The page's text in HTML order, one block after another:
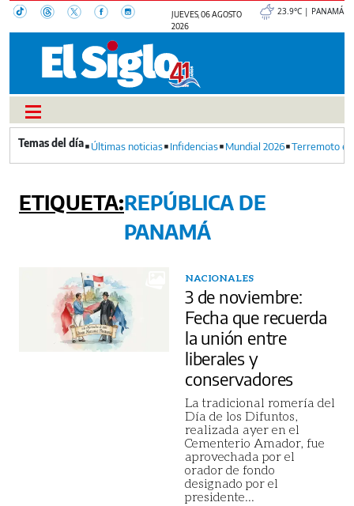
JUEVES, 06 AGOSTO
2026
23.9°C | PANAMÁ
Últimas noticias Infidencias Mundial 2026 Terremoto
REPÚBLICA DE
PANAMÁ
NACIONALES
3 de noviembre:
Fecha que recuerda
la unión entre
liberales y
conservadores
La tradicional romería del
Día de los Difuntos,
realizada ayer en el
Cementerio Amador, fue
aprovechada por el
orador de fondo
designado por el
presidente...